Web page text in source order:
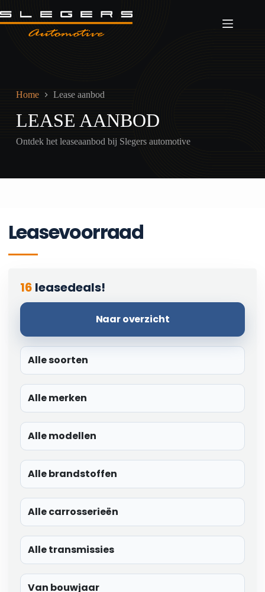
naar
de
Home Lease aanbod
LEASE AANBOD
Ontdek het leaseaanbod bij Slegers automotive